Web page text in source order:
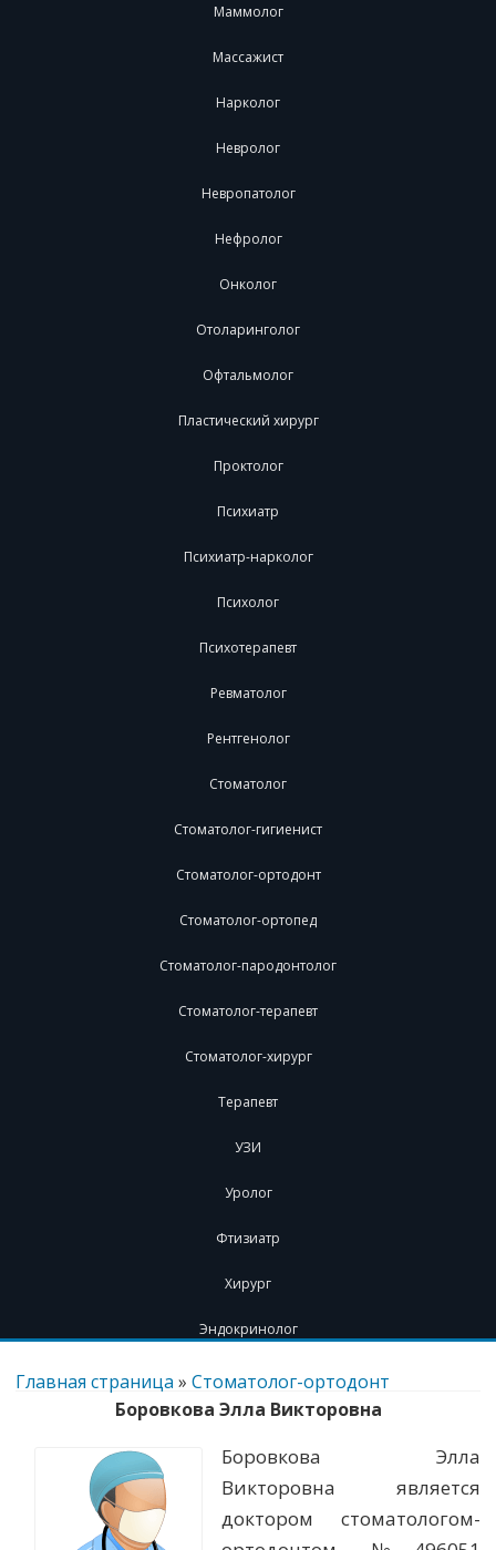
Маммолог
Массажист
Нарколог
Невролог
Невропатолог
Нефролог
Онколог
Отоларинголог
Офтальмолог
Пластический хирург
Проктолог
Психиатр
Психиатр-нарколог
Психолог
Психотерапевт
Ревматолог
Рентгенолог
Стоматолог
Стоматолог-гигиенист
Стоматолог-ортодонт
Стоматолог-ортопед
Стоматолог-пародонтолог
Стоматолог-терапевт
Стоматолог-хирург
Терапевт
УЗИ
Уролог
Фтизиатр
Хирург
Эндокринолог
Перейти
содержимому
Главная страница » Стоматолог-ортодонт
Боровкова Элла Викторовна
Боровкова Элла
Викторовна является
доктором стоматологом-